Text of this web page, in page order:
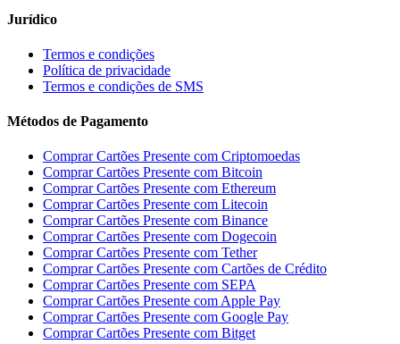
Jurídico
Termos e condições
Política de privacidade
Termos e condições de SMS
Métodos de Pagamento
Comprar Cartões Presente com Criptomoedas
Comprar Cartões Presente com Bitcoin
Comprar Cartões Presente com Ethereum
Comprar Cartões Presente com Litecoin
Comprar Cartões Presente com Binance
Comprar Cartões Presente com Dogecoin
Comprar Cartões Presente com Tether
Comprar Cartões Presente com Cartões de Crédito
Comprar Cartões Presente com SEPA
Comprar Cartões Presente com Apple Pay
Comprar Cartões Presente com Google Pay
Comprar Cartões Presente com Bitget